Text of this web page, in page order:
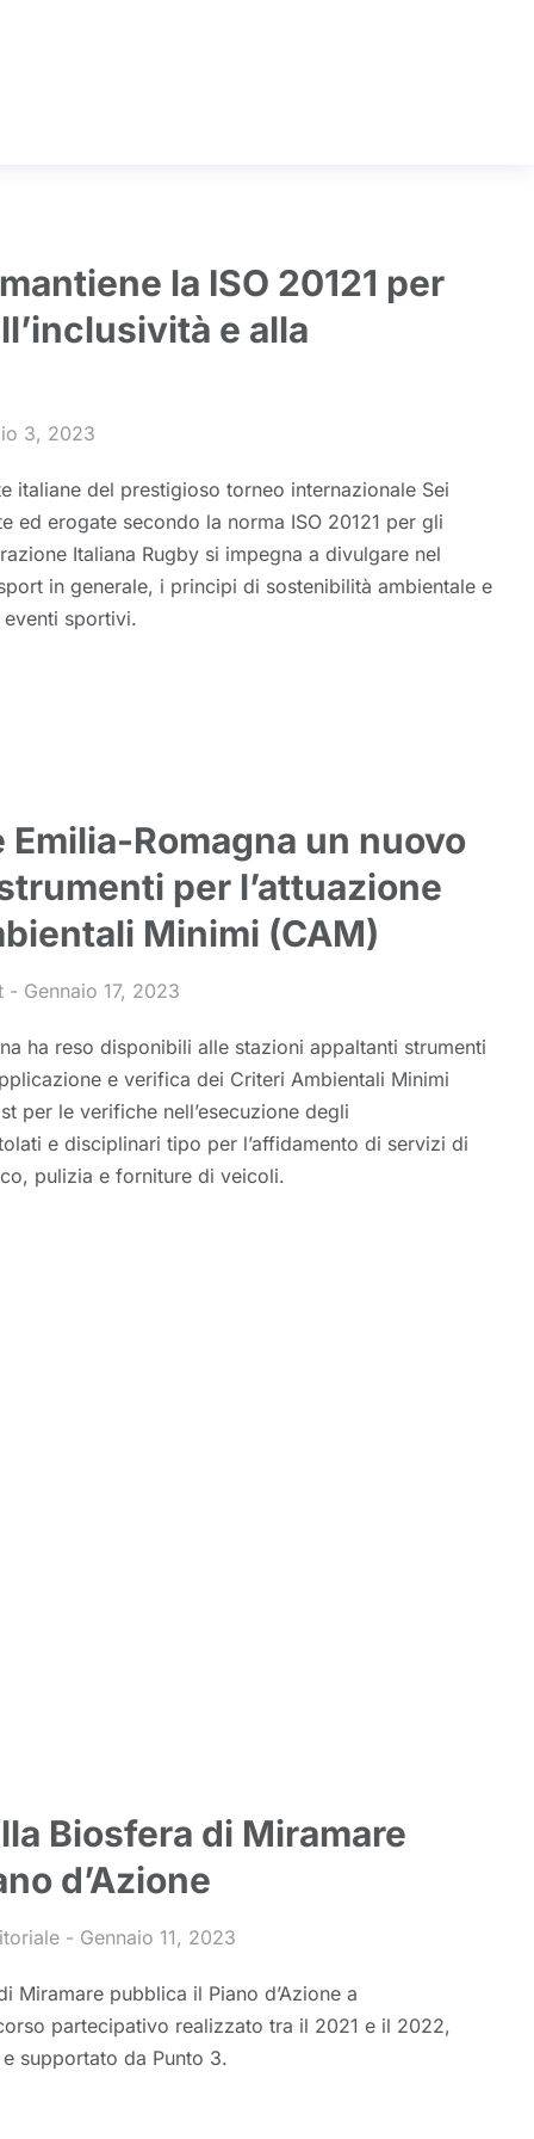
la ISO 20121 per
e alla
3, 2023
italiane del prestigioso torneo internazionale Sei
ed erogate secondo la norma ISO 20121 per gli
Italiana Rugby si impegna a divulgare nel
in generale, i principi di sostenibilità ambientale e
sportivi.
Emilia-Romagna un nuovo
per l’attuazione
Minimi (CAM)
Gennaio 17, 2023
ha reso disponibili alle stazioni appaltanti strumenti
e verifica dei Criteri Ambientali Minimi
per le verifiche nell’esecuzione degli
e disciplinari tipo per l’affidamento di servizi di
pulizia e forniture di veicoli.
Biosfera di Miramare
d’Azione
Gennaio 11, 2023
Miramare pubblica il Piano d’Azione a
partecipativo realizzato tra il 2021 e il 2022,
supportato da Punto 3.